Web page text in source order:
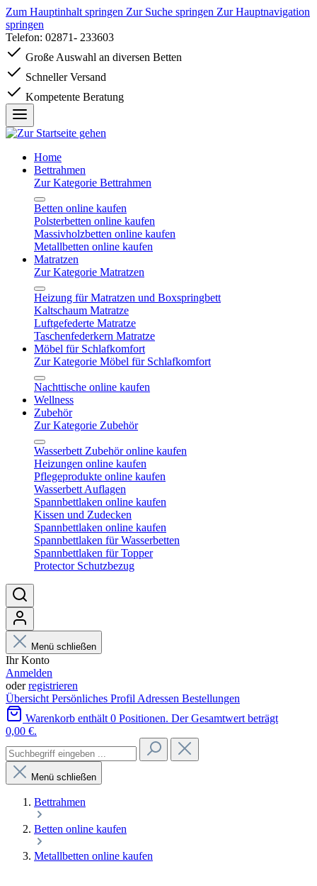
Zum Hauptinhalt springen Zur Suche springen Zur Hauptnavigation
springen
Telefon: 02871- 233603
Große Auswahl an diversen Betten
Schneller Versand
Kompetente Beratung
Home
Bettrahmen
Zur Kategorie Bettrahmen
Betten online kaufen
Polsterbetten online kaufen
Massivholzbetten online kaufen
Metallbetten online kaufen
Matratzen
Zur Kategorie Matratzen
Heizung für Matratzen und Boxspringbett
Kaltschaum Matratze
Luftgefederte Matratze
Taschenfederkern Matratze
Möbel für Schlafkomfort
Zur Kategorie Möbel für Schlafkomfort
Nachttische online kaufen
Wellness
Zubehör
Zur Kategorie Zubehör
Wasserbett Zubehör online kaufen
Heizungen online kaufen
Pflegeprodukte online kaufen
Wasserbett Auflagen
Spannbettlaken online kaufen
Kissen und Zudecken
Spannbettlaken online kaufen
Spannbettlaken für Wasserbetten
Spannbettlaken für Topper
Protector Schutzbezug
Menü schließen
Ihr Konto
Anmelden
oderregistrieren
Übersicht Persönliches Profil Adressen Bestellungen
Warenkorb enthält 0 Positionen. Der Gesamtwert beträgt
0,00 €.
Menü schließen
Bettrahmen
Betten online kaufen
Metallbetten online kaufen